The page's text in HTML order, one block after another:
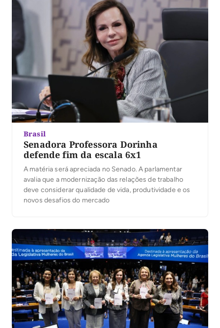
Brasil
Senadora Professora Dorinha
defende fim da escala 6x1
A matéria será apreciada no Senado. A parlamentar
avalia que a modernização das relações de trabalho
deve considerar qualidade de vida, produtividade e os
novos desafios do mercado